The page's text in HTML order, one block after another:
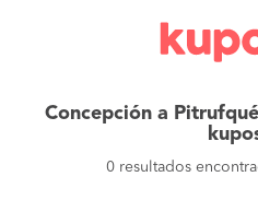
Concepción a
0 resultados